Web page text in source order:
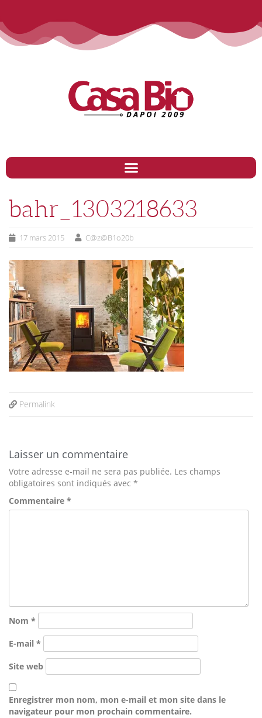
bahr_1303218633
17 mars 2015 C@z@B1o20b
Permalink
Laisser un commentaire
Votre adresse e-mail ne sera pas publiée. Les champs
obligatoires sont indiqués avec *
Commentaire *
Nom *
E-mail *
Site web
Enregistrer mon nom, mon e-mail et mon site dans le
navigateur pour mon prochain commentaire.